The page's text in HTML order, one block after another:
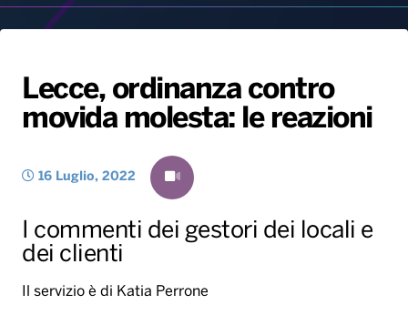
Palinsesto
Hit Dance
Giochi&Concorsi
PALATOUR
Notizie
Locali
Musica e Spettacolo
Radio Norba Consiglia
Leggerissime
Playlist
Generale
Novità
Notiziario
Interviste
Oroscopo
Speciale Astrabilia 2026
Gallery
Radio Norba News TV
Voce al Bari
Battiti Live 2026
Gallery
Lecce, ordinanza contro
movida molesta: le reazioni
16 Luglio, 2022
I commenti dei gestori dei locali e
dei clienti
Il servizio è di Katia Perrone